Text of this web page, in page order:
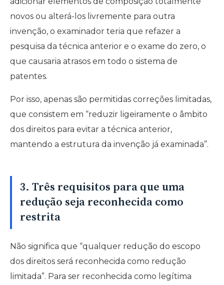
novos ou alterá-los livremente para outra
invenção, o examinador teria que refazer a
pesquisa da técnica anterior e o exame do zero, o
que causaria atrasos em todo o sistema de
patentes.
Por isso, apenas são permitidas correções limitadas,
que consistem em “reduzir ligeiramente o âmbito
dos direitos para evitar a técnica anterior,
mantendo a estrutura da invenção já examinada”.
3. Três requisitos para que uma
redução seja reconhecida como
restrita
Não significa que “qualquer redução do escopo
dos direitos será reconhecida como redução
limitada”. Para ser reconhecida como legítima